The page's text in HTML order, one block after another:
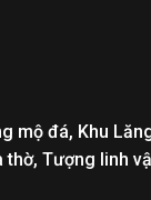
mộ đá, Khu
thờ, Tượng linh